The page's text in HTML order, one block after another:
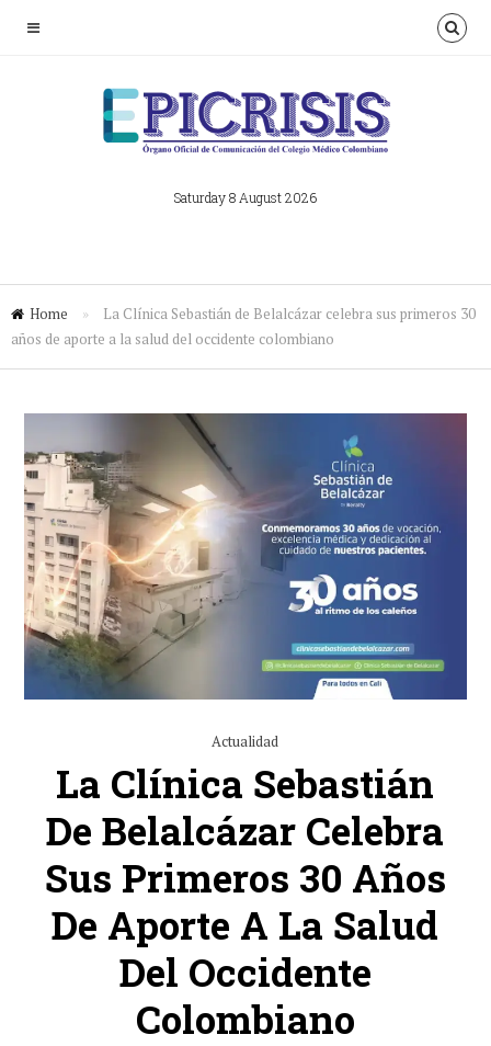
Saturday 8 August 2026
Home »
La Clínica Sebastián de Belalcázar celebra sus primeros 30
años de aporte a la salud del occidente colombiano
Actualidad
La Clínica Sebastián
De Belalcázar Celebra
Sus Primeros 30 Años
De Aporte A La Salud
Del Occidente
Colombiano